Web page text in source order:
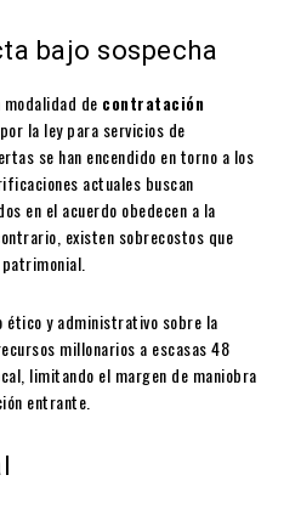
bajo sospecha
de contratación
la ley para servicios de
se han encendido en torno a los
actuales buscan
en el acuerdo obedecen a la
existen sobrecostos que
ético y administrativo sobre la
millonarios a escasas 48
limitando el margen de maniobra
entrante.